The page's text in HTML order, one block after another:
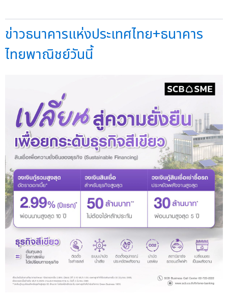
ข่าวธนาคารแห่งประเทศไทย+ธนาคาร
ไทยพาณิชย์วันนี้